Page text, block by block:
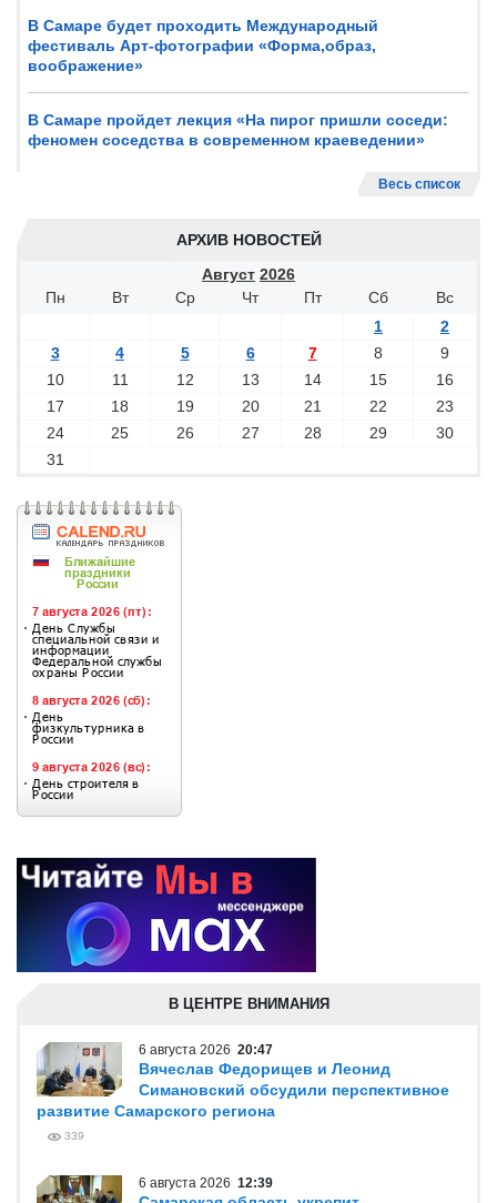
В Самаре будет проходить Международный
фестиваль Арт-фотографии «Форма,образ,
воображение»
В Самаре пройдет лекция «На пирог пришли соседи:
феномен соседства в современном краеведении»
Весь список
АРХИВ НОВОСТЕЙ
Август 2026
Пн
Вт Ср Чт Пт Сб
Вс
1
2
3
4 5 6 7 8
9
10
11 12 13 14 15
16
17
18 19 20 21 22
23
24
25 26 27 28 29
30
31
В ЦЕНТРЕ ВНИМАНИЯ
6 августа 2026 20:47
Вячеслав Федорищев и Леонид
Симановский обсудили перспективное
развитие Самарского региона
339
6 августа 2026 12:39